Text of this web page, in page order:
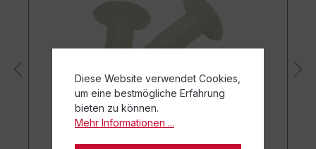
Diese Website verwendet Cookies,
um eine bestmögliche Erfahrung
bieten zu können.
Mehr Informationen ...